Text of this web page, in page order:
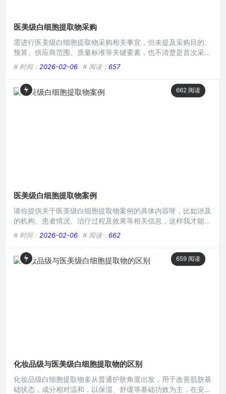
医美级白细胞提取物采购
需进行医美级白细胞提取物采购相关事宜，但未提及采购目的、
预算、供应商范围、质量标准等关键要素，也不清楚是首次采购
还是持续采购，以及有无特定的采购渠道或流程要求等具体信
息，仅明确了采购这一事项本身。在医美行业飞速发展的当下，
对于高品质、安全有效的医美级产品的需求日益增长，医美级白
细胞提取物作为一种备受关注的物质,其采购问题成为众多医美
# 时间： 2026-02-06 # 阅读： 657
662 阅读
医美级白细胞提取物案例
请你提供关于医美级白细胞提取物案例的具体内容呀，比如涉及
的机构、患者情况、治疗过程及效果等相关信息，这样我才能生
成准确的摘要呢。在现代医美领域，白细胞提取物正逐渐崭露头
角，成为备受关注的前沿技术，它以独特的作用机制和显著的效
果,为众多爱美人士带来了新的希望。 我们先来看一个典型案
例，一位30岁左右的女性，面部肌肤长期受到多种问题的困
# 时间： 2026-02-06 # 阅读： 662
659 阅读
化妆品级与医美级白细胞提取物的区别
化妆品级白细胞提取物多从普通护肤角度出发，用于改善肌肤基
础状态，成分相对温和，以保湿、舒缓等基础功效为主，在安全